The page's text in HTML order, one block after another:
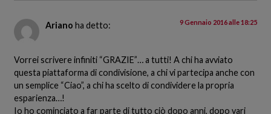
Ariano ha detto: 9 Gennaio 2016 alle 18:25
Vorrei scrivere infiniti “GRAZIE”… a tutti! A chi ha avviato
questa piattaforma di condivisione, a chi vi partecipa anche con
un semplice “Ciao”, a chi ha scelto di condividere la propria
esparienza…!
Io ho cominciato a far parte di tutto ciò dopo anni, dopo vari